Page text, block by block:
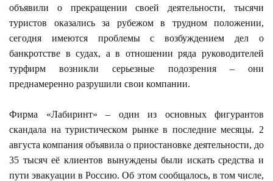
объявили о прекращении своей деятельности, тысячи
туристов оказались за рубежом в трудном положении,
сегодня имеются проблемы с возбуждением дел о
банкротстве в судах, а в отношении ряда руководителей
турфирм возникли серьезные подозрения – они
преднамеренно разрушили свои компании.
Фирма «Лабиринт» – один из основных фигурантов
скандала на туристическом рынке в последние месяцы. 2
августа компания объявила о приостановке деятельности, до
35 тысяч её клиентов вынуждены были искать средства и
пути эвакуации в Россию. Об этом сообщалось, в том числе,